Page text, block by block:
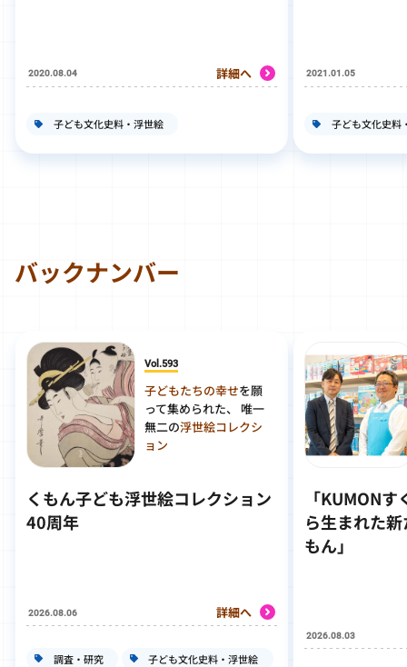
2020.08.04 詳細へ
子ども文化史料・浮世絵
2021.01.05
子ども文化史料
バックナンバー
Vol.593
子どもたちの幸せを願
って集められた、 唯一
無二の浮世絵コレクシ
ョン
くもん子ども浮世絵コレクション
40周年
2026.08.06 詳細へ
調査・研究 子ども文化史料・浮世絵
「KUMON
ら生まれた
もん」
2026.08.03